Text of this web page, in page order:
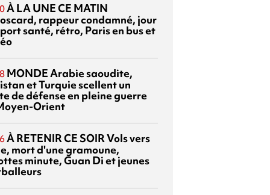
À LA UNE CE MATIN
rappeur condamné, jour
santé, rétro, Paris en bus et
MONDEArabie saoudite,
et Turquie scellent un
de défense en pleine guerre
Orient
À RETENIR CE SOIRVols vers
mort d'une gramoune,
minute, Guan Di et jeunes